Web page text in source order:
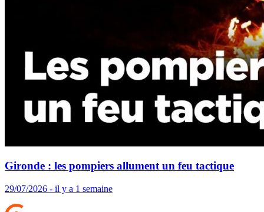
Gironde : les pompiers allument un feu tactique
29/07/2026 - il y a 1 semaine